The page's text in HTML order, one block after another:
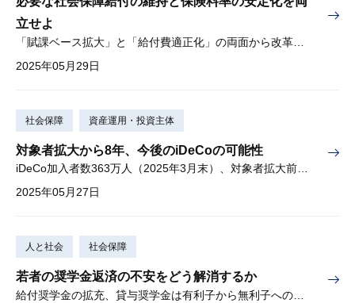
立せよ
2025年05月29日
社会保障 資産運用・投資主体
対象者拡大から8年、今後のiDeCoの可能性
iDeCo加入者数363万人（2025年3月末）、対象者拡大前の12倍に
2025年05月27日
人と社会 社会保障
若者の奨学金返済の不安をどう解消するか